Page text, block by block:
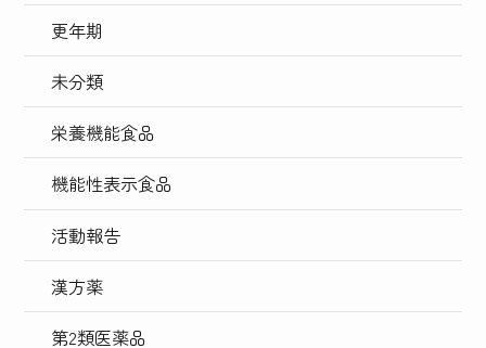
更年期
未分類
栄養機能食品
機能性表示食品
活動報告
漢方薬
第2類医薬品